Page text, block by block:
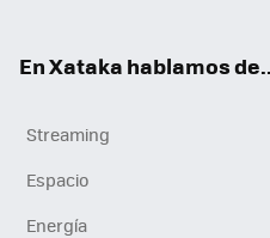
En Xataka hablamos
Streaming
Espacio
Energía